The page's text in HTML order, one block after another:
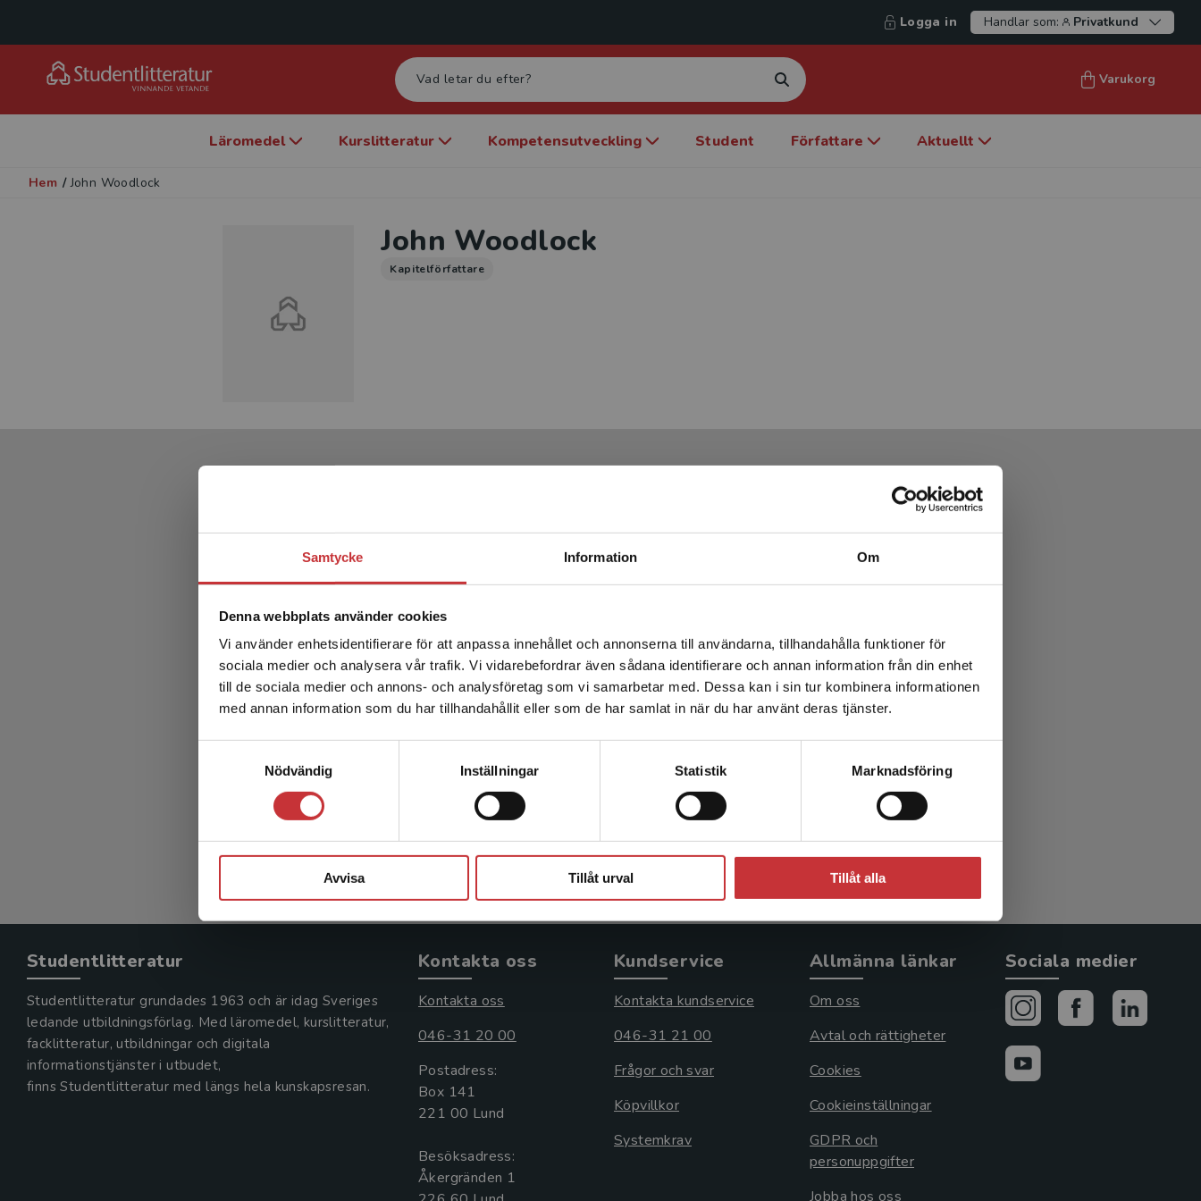
Samtycke Information Om
Denna webbplats använder cookies
Vi använder enhetsidentifierare för att anpassa innehållet och annonserna till användarna, tillhandahålla funktioner för
sociala medier och analysera vår trafik. Vi vidarebefordrar även sådana identifierare och annan information från din enhet
till de sociala medier och annons- och analysföretag som vi samarbetar med. Dessa kan i sin tur kombinera informationen
med annan information som du har tillhandahållit eller som de har samlat in när du har använt deras tjänster.
Nödvändig
Inställningar Statistik Marknadsföring
Avvisa Tillåt urval Tillåt alla
Begränsad fraktregion
Det verkar som att du besöker studentlitteratur.se via en
enhet utanför Sverige. Vi erbjuder inte leveranser utanför
Sverige. För att kunna slutföra ett köp måste
leveransadressen vara i Sverige.Läs mer
Logga in Handlar som: Privatkund
Varukorg
Läromedel Kurslitteratur Kompetensutveckling Student Författare Aktuellt
Hem / John Woodlock
John Woodlock
Kapitelförfattare
Om rättssociologisk
tillämpning
Schoultz, I - Nafstad, I (red.)
378 krinkl. moms
Studentlitteratur
Studentlitteratur grundades 1963 och är idag Sveriges
ledande utbildningsförlag. Med läromedel, kurslitteratur,
facklitteratur, utbildningar och digitala
informationstjänster i utbudet,
finns Studentlitteratur med längs hela kunskapsresan.
Kontakta oss
Kontakta oss
046-31 20 00
Postadress:
Box 141
221 00 Lund
Besöksadress:
Åkergränden 1
Kundservice
Kontakta kundservice
046-31 21 00
Frågor och svar
Köpvillkor
Systemkrav
Allmänna länkar
Om oss
Avtal och rättigheter
Cookies
Cookieinställningar
GDPR och
personuppgifter
Jobba hos oss
Sociala medier